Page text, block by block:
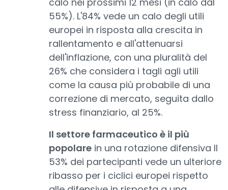
55%). L'84% vede un calo degli utili
europei in risposta alla crescita in
rallentamento e all'attenuarsi
dell'inflazione, con una pluralità del
26% che considera i tagli agli utili
come la causa più probabile di una
correzione di mercato, seguita dallo
stress finanziario, al 25%.
Il settore farmaceutico è il più
popolare in una rotazione difensiva Il
53% dei partecipanti vede un ulteriore
ribasso per i ciclici europei rispetto